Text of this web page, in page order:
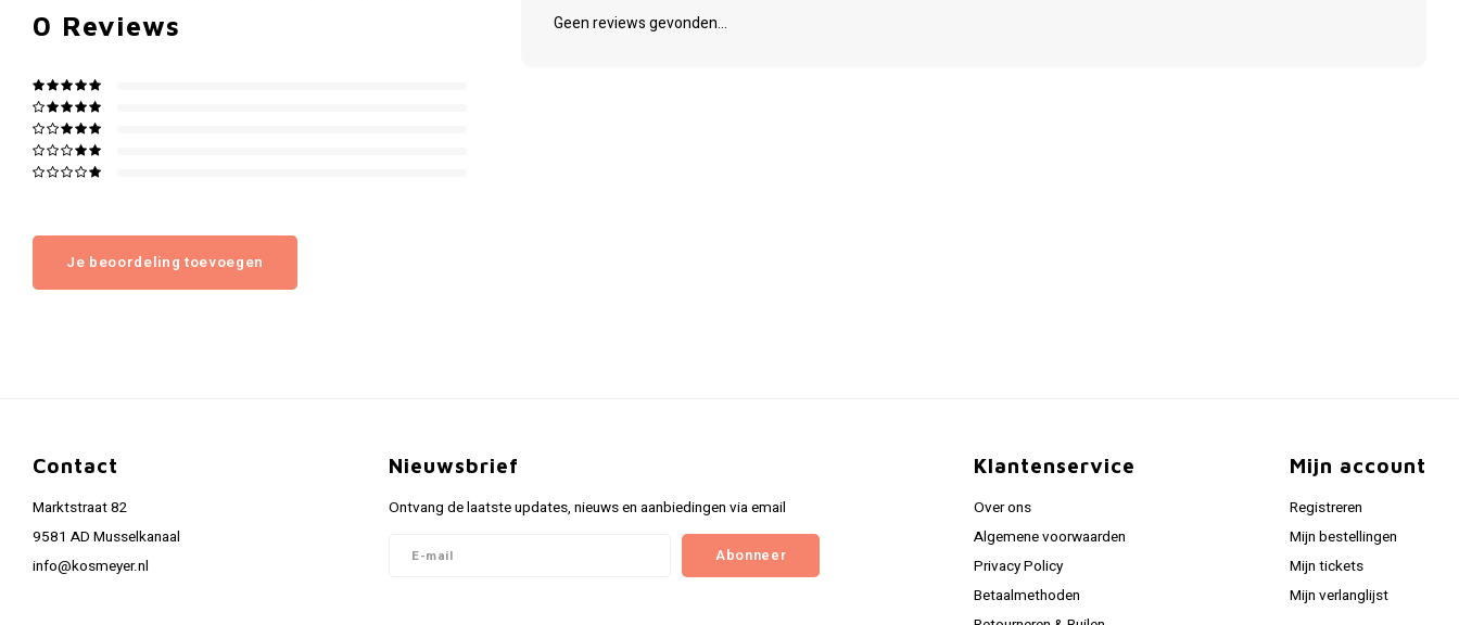
0 Reviews
Je beoordeling toevoegen
Geen reviews gevonden...
Contact
Marktstraat 82
9581 AD Musselkanaal
info@kosmeyer.nl
Nieuwsbrief
Ontvang de laatste updates, nieuws en aanbiedingen via email
Abonneer
Klantenservice
Over ons
Algemene voorwaarden
Privacy Policy
Betaalmethoden
Mijn account
Registreren
Mijn bestellingen
Mijn tickets
Mijn verlanglijst